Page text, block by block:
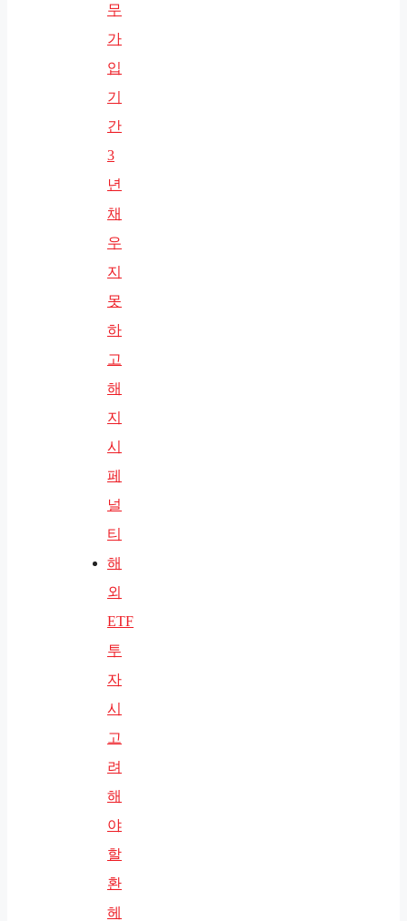
무
가
입
기
간
3
년
채
우
지
못
하
고
해
지
시
페
널
티
해
외
ETF
투
자
시
고
려
해
야
할
환
헤